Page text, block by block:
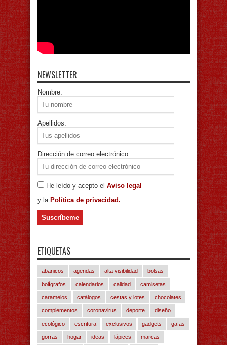
NEWSLETTER
Nombre:
Apellidos:
Dirección de correo electrónico:
He leído y acepto el Aviso legal
y la Política de privacidad.
ETIQUETAS
abanicos agendas alta visibilidad bolsas
bolígrafos calendarios calidad camisetas
caramelos catálogos cestas y lotes chocolates
complementos coronavirus deporte diseño
ecológico escritura exclusivos gadgets gafas
gorras hogar ideas lápices marcas